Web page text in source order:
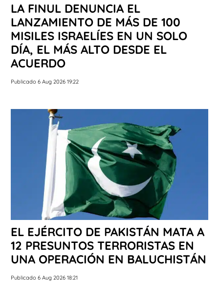
LA FINUL DENUNCIA EL
LANZAMIENTO DE MÁS DE 100
MISILES ISRAELÍES EN UN SOLO
DÍA, EL MÁS ALTO DESDE EL
ACUERDO
Publicado 6 Aug 2026 19:22
EL EJÉRCITO DE PAKISTÁN MATA A
12 PRESUNTOS TERRORISTAS EN
UNA OPERACIÓN EN BALUCHISTÁN
Publicado 6 Aug 2026 18:21